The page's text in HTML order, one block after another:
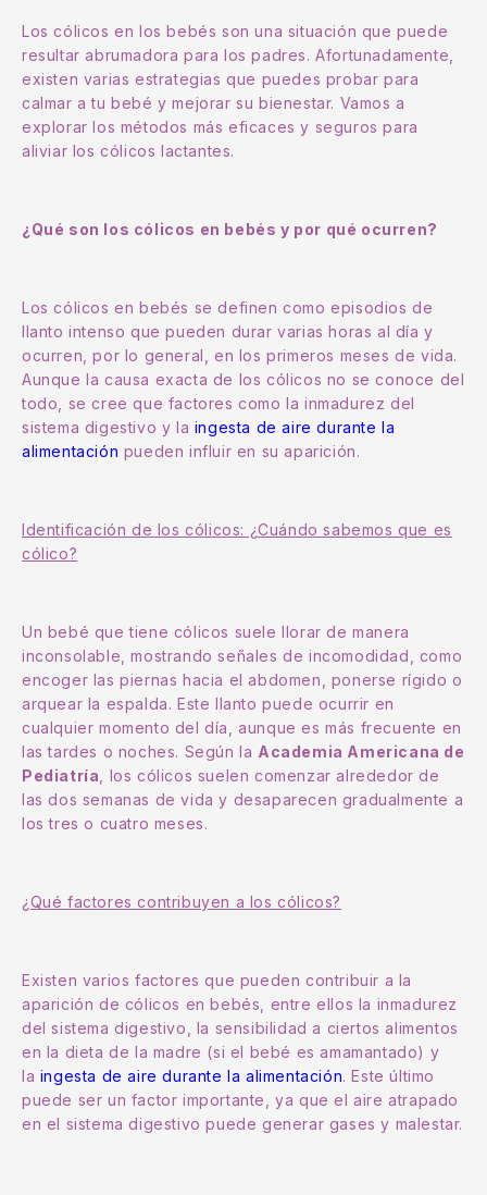
Los cólicos en los bebés son una situación que puede
resultar abrumadora para los padres. Afortunadamente,
existen varias estrategias que puedes probar para
calmar a tu bebé y mejorar su bienestar. Vamos a
explorar los métodos más eficaces y seguros para
aliviar los cólicos lactantes.
¿Qué son los cólicos en bebés y por qué ocurren?
Los cólicos en bebés se definen como episodios de
llanto intenso que pueden durar varias horas al día y
ocurren, por lo general, en los primeros meses de vida.
Aunque la causa exacta de los cólicos no se conoce del
todo, se cree que factores como la inmadurez del
sistema digestivo y la ingesta de aire durante la
alimentación pueden influir en su aparición.
Identificación de los cólicos: ¿Cuándo sabemos que es
cólico?
Un bebé que tiene cólicos suele llorar de manera
inconsolable, mostrando señales de incomodidad, como
encoger las piernas hacia el abdomen, ponerse rígido o
arquear la espalda. Este llanto puede ocurrir en
cualquier momento del día, aunque es más frecuente en
las tardes o noches. Según la Academia Americana de
Pediatría , los cólicos suelen comenzar alrededor de
las dos semanas de vida y desaparecen gradualmente a
los tres o cuatro meses.
¿Qué factores contribuyen a los cólicos?
Existen varios factores que pueden contribuir a la
aparición de cólicos en bebés, entre ellos la inmadurez
del sistema digestivo, la sensibilidad a ciertos alimentos
en la dieta de la madre (si el bebé es amamantado) y
la ingesta de aire durante la alimentación. Este último
puede ser un factor importante, ya que el aire atrapado
en el sistema digestivo puede generar gases y malestar.